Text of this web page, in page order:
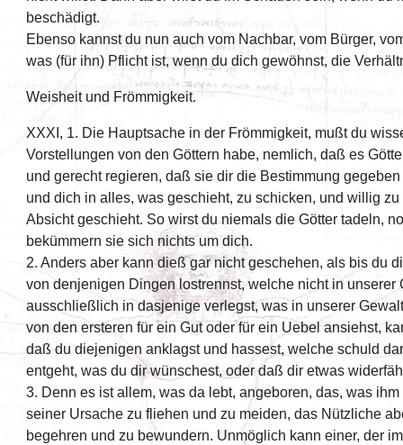
beschädigt.
Ebenso kannst du nun auch vom Nachbar, vom Bürger,
was (für ihn) Pflicht ist, wenn du dich gewöhnst, die
Weisheit und Frömmigkeit.
XXXI, 1. Die Hauptsache in der Frömmigkeit, mußt du
Vorstellungen von den Göttern habe, nemlich, daß es
und gerecht regieren, daß sie dir die Bestimmung
und dich in alles, was geschieht, zu schicken, und willig
Absicht geschieht. So wirst du niemals die Götter tadeln,
bekümmern sie sich nichts um dich.
2. Anders aber kann dieß gar nicht geschehen, als bis du
von denjenigen Dingen lostrennst, welche nicht in unserer
ausschließlich in dasjenige verlegst, was in unserer
von den ersteren für ein Gut oder für ein Uebel ansiehst,
daß du diejenigen anklagst und hassest, welche schuld
entgeht, was du dir wünschest, oder daß dir etwas
3. Denn es ist allem, was da lebt, angeboren, das, was
seiner Ursache zu fliehen und zu meiden, das Nützliche
begehren und zu bewundern. Unmöglich kann einer, der